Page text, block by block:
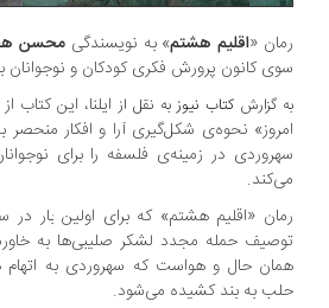
اقلیم هشتم » به نویسندگیمحسن هجری
کانون پرورش فکری کودکان و نوجوانان
گزارش کتاب نیوز به نقل ازایلنا، این کتاب از
نحوه‌ی شکل‌گیری آرا و افکار منحصر به
حمله مجدد لشکر صلیبی‌ها به خاورمیانه
حال و هواست که سهروردی به اتهام
به بند کشیده می‌شود.